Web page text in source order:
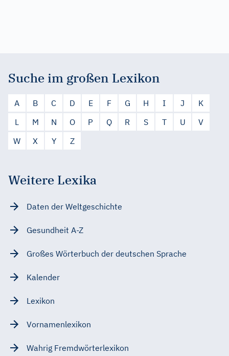
Suche im großen Lexikon
A B C D E F G H I J
K
L
M N O P Q R S T U
V
W
X Y Z
Weitere Lexika
Daten der Weltgeschichte
Gesundheit A-Z
Großes Wörterbuch der deutschen Sprache
Kalender
Lexikon
Vornamenlexikon
Wahrig Fremdwörterlexikon